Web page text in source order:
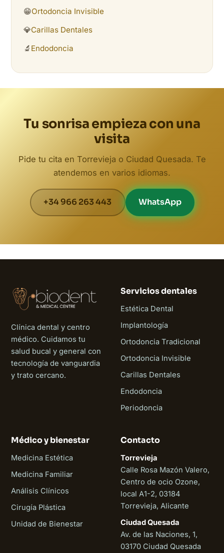
😁Ortodoncia Invisible
💎Carillas Dentales
🔬 Endodoncia
Tu sonrisa empieza con una
visita
Pide tu cita en Torrevieja o Ciudad Quesada. Te
atendemos en varios idiomas.
+34 966 263 443 WhatsApp
Clínica dental y centro
médico. Cuidamos tu
salud bucal y general con
tecnología de vanguardia
y trato cercano.
Servicios dentales
Estética Dental
Implantología
Ortodoncia Tradicional
Ortodoncia Invisible
Carillas Dentales
Endodoncia
Periodoncia
Médico y bienestar
Medicina Estética
Medicina Familiar
Análisis Clínicos
Cirugía Plástica
Unidad de Bienestar
Contacto
Torrevieja
Calle Rosa Mazón Valero,
Centro de ocio Ozone,
local A1-2, 03184
Torrevieja, Alicante
Ciudad Quesada
Av. de las Naciones, 1,
03170 Ciudad Quesada